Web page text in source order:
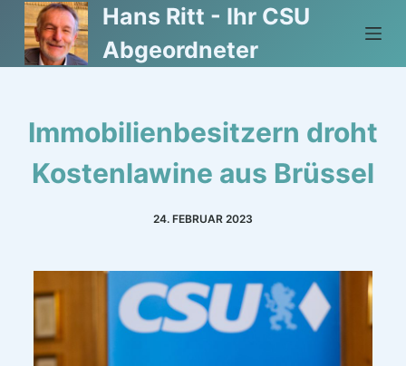
Z
u
m
Hans Ritt - Ihr CSU
Abgeordneter
Immobilienbesitzern droht
Kostenlawine aus Brüssel
24. FEBRUAR 2023